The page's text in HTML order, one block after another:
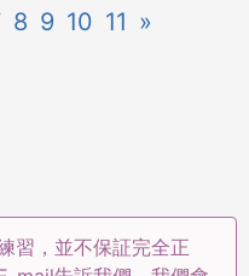
8 9 10 11 »
習，並不保証完全正